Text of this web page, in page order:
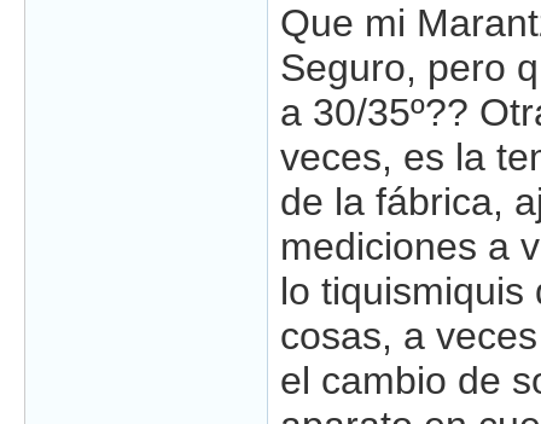
Que mi
Seguro, pero
a 30/35º??
veces, es la
de la fábrica,
mediciones a
lo tiquismiquis
cosas, a
el cambio de